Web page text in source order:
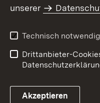
Benutzungshinweise
unserer
Technisch
Drittanbieter-
Akzeptieren